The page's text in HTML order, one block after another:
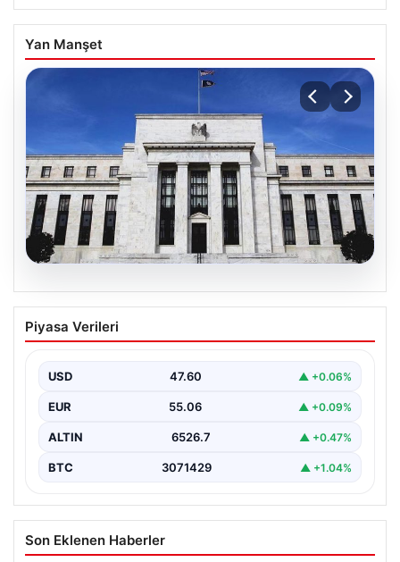
Yan Manşet
04.08.2026
Fed faizi sabit tuttu
Piyasa Verileri
USD 47.60 ▲ +0.06%
EUR 55.06 ▲ +0.09%
ALTIN 6526.7 ▲ +0.47%
BTC 3071429 ▲ +1.04%
Son Eklenen Haberler